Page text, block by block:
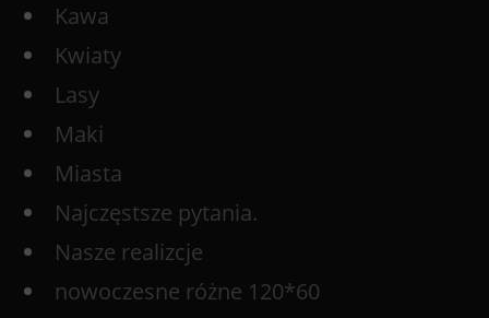
Kawa
Kwiaty
Lasy
Maki
Miasta
Najczęstsze pytania.
Nasze realizcje
nowoczesne różne 120*60